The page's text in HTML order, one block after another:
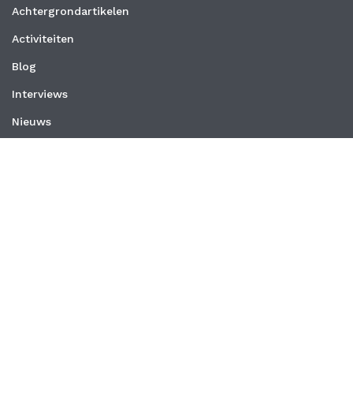
Achtergrondartikelen
Activiteiten
Blog
Interviews
Nieuws